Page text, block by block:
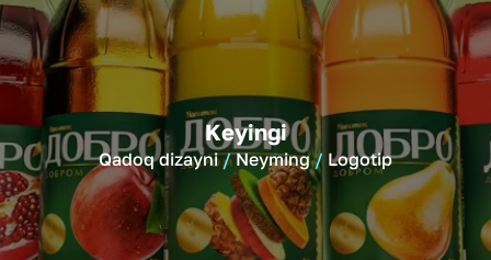
Keyingi
Qadoq dizayni Neyming Logotip